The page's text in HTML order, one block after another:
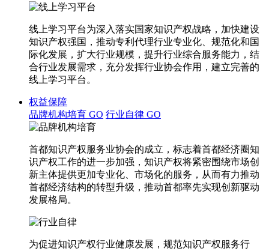
线上学习平台为深入落实国家知识产权战略，加快建设
知识产权强国，推动专利代理行业专业化、规范化和国
际化发展，扩大行业规模，提升行业综合服务能力，结
合行业发展需求，充分发挥行业协会作用，建立完善的
线上学习平台。
权益保障
品牌机构培育 GO 行业自律 GO
首都知识产权服务业协会的成立，标志着首都经济圈知
识产权工作的进一步加强，知识产权将紧密围绕市场创
新主体提供更加专业化、市场化的服务，从而有力推动
首都经济结构的转型升级，推动首都率先实现创新驱动
发展格局。
为促进知识产权行业健康发展，规范知识产权服务行